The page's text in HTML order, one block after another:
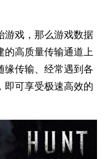
游戏，那么游戏数据
的高质量传输通道上
缘传输、经常遇到各
即可享受极速高效的